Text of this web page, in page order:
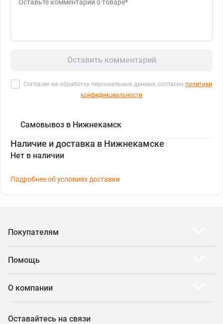
Оставить комментарий
Согласен на обработку персональных данных, согласно политики
конфиденциальности
Самовывоз в Нижнекамск
Наличие и доставка в Нижнекамске
Нет в наличии
Подробнее об условиях доставки
Покупателям
Помощь
О компании
Оставайтесь на связи